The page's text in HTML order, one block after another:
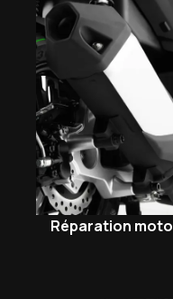
Réparation moto